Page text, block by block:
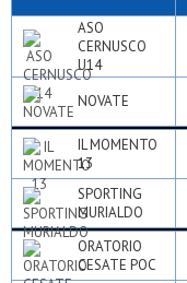
ASO
CERNUSCO
U14
NOVATE
IL MOMENTO
13
SPORTING
MURIALDO
ORATORIO
CESATE POC